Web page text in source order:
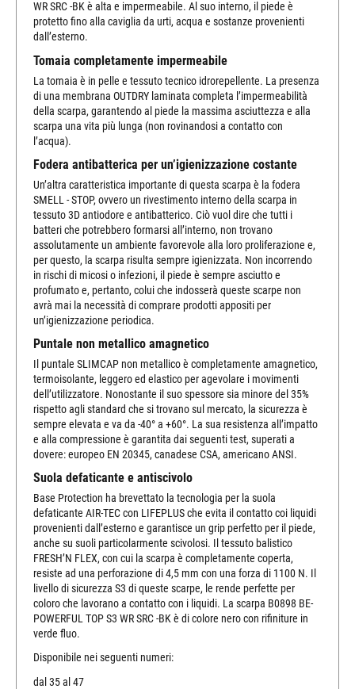
WR SRC -BK è alta e impermeabile. Al suo interno, il piede è
protetto fino alla caviglia da urti, acqua e sostanze provenienti
dall’esterno.
Tomaia completamente impermeabile
La tomaia è in pelle e tessuto tecnico idrorepellente. La presenza
di una membrana OUTDRY laminata completa l’impermeabilità
della scarpa, garantendo al piede la massima asciuttezza e alla
scarpa una vita più lunga (non rovinandosi a contatto con
l’acqua).
Fodera antibatterica per un’igienizzazione costante
Un’altra caratteristica importante di questa scarpa è la fodera
SMELL - STOP, ovvero un rivestimento interno della scarpa in
tessuto 3D antiodore e antibatterico. Ciò vuol dire che tutti i
batteri che potrebbero formarsi all’interno, non trovano
assolutamente un ambiente favorevole alla loro proliferazione e,
per questo, la scarpa risulta sempre igienizzata. Non incorrendo
in rischi di micosi o infezioni, il piede è sempre asciutto e
profumato e, pertanto, colui che indosserà queste scarpe non
avrà mai la necessità di comprare prodotti appositi per
un’igienizzazione periodica.
Puntale non metallico amagnetico
Il puntale SLIMCAP non metallico è completamente amagnetico,
termoisolante, leggero ed elastico per agevolare i movimenti
dell’utilizzatore. Nonostante il suo spessore sia minore del 35%
rispetto agli standard che si trovano sul mercato, la sicurezza è
sempre elevata e va da -40° a +60°. La sua resistenza all’impatto
e alla compressione è garantita dai seguenti test, superati a
dovere: europeo EN 20345, canadese CSA, americano ANSI.
Suola defaticante e antiscivolo
Base Protection ha brevettato la tecnologia per la suola
defaticante AIR-TEC con LIFEPLUS che evita il contatto coi liquidi
provenienti dall’esterno e garantisce un grip perfetto per il piede,
anche su suoli particolarmente scivolosi. Il tessuto balistico
FRESH’N FLEX, con cui la scarpa è completamente coperta,
resiste ad una perforazione di 4,5 mm con una forza di 1100 N. Il
livello di sicurezza S3 di queste scarpe, le rende perfette per
coloro che lavorano a contatto con i liquidi. La scarpa B0898 BE-
POWERFUL TOP S3 WR SRC -BK è di colore nero con rifiniture in
verde fluo.
Disponibile nei seguenti numeri:
dal 35 al 47